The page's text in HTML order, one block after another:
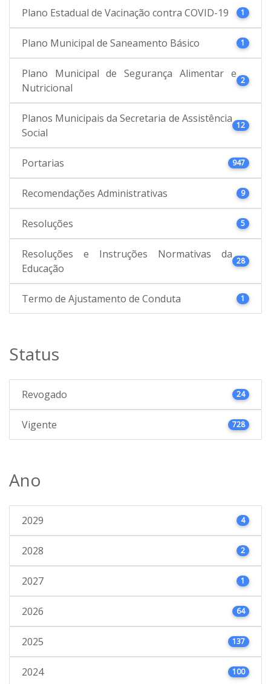
Plano Estadual de Vacinação contra COVID-19 1
Plano Municipal de Saneamento Básico 1
Plano Municipal de Segurança Alimentar e
Nutricional
2
Planos Municipais da Secretaria de Assistência
Social
12
Portarias 947
Recomendações Administrativas 9
Resoluções 5
Resoluções e Instruções Normativas da
Educação
28
Termo de Ajustamento de Conduta 1
Status
Revogado 24
Vigente 728
Ano
2029 4
2028 2
2027 1
2026 64
2025 137
2024 100